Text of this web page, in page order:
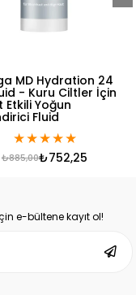
Floslek Kışın
Bakım Kremi 50 ml
★★
₺426,00
e-bültene kayıt ol!